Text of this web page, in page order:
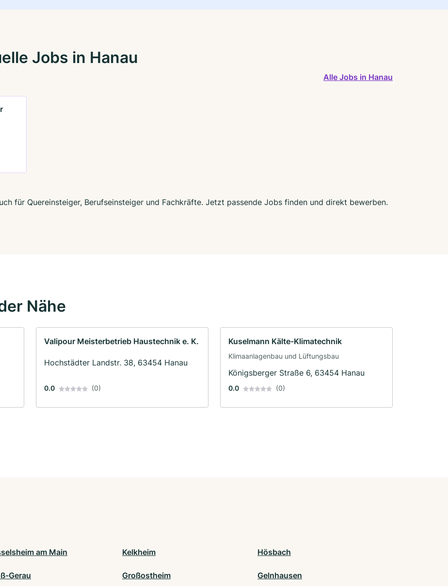
Jobs in Hanau
Alle Jobs in Hanau
für Quereinsteiger, Berufseinsteiger und Fachkräfte. Jetzt passende Jobs finden und direkt bewerben.
Nähe
Valipour Meisterbetrieb Haustechnik e. K.
Hochstädter Landstr. 38, 63454 Hanau
0.0 (0)
Kuselmann Kälte-Klimatechnik
Klimaanlagenbau und Lüftungsbau
Königsberger Straße 6, 63454 Hanau
0.0 (0)
am Main Kelkheim Hösbach
Gerau Großostheim Gelnhausen